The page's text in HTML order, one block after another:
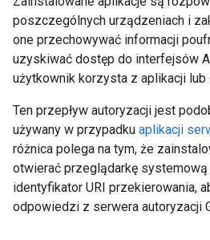
poszczególnych urządzeniach i
one przechowywać informacji
uzyskiwać dostęp do interfejsów
użytkownik korzysta z aplikacji lub
Ten przepływ autoryzacji jest
używany w przypadku aplikacji
różnica polega na tym, że
otwierać przeglądarkę
identyfikator URI przekierowania,
odpowiedzi z serwera autoryzacji